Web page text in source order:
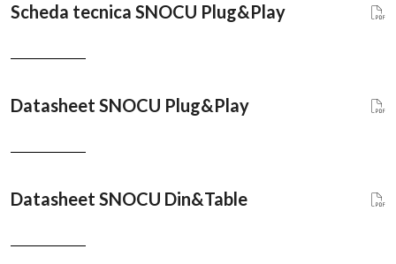
Scheda tecnica SNOCU Plug&Play
Datasheet SNOCU Plug&Play
Datasheet SNOCU Din&Table